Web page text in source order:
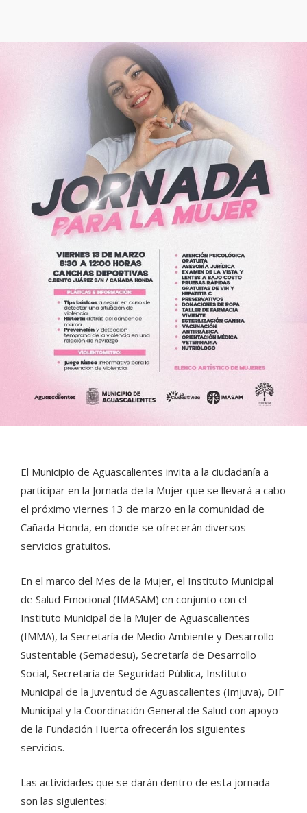
El Municipio de Aguascalientes invita a la ciudadanía a
participar en la Jornada de la Mujer que se llevará a cabo
el próximo viernes 13 de marzo en la comunidad de
Cañada Honda, en donde se ofrecerán diversos
servicios gratuitos.
En el marco del Mes de la Mujer, el Instituto Municipal
de Salud Emocional (IMASAM) en conjunto con el
Instituto Municipal de la Mujer de Aguascalientes
(IMMA), la Secretaría de Medio Ambiente y Desarrollo
Sustentable (Semadesu), Secretaría de Desarrollo
Social, Secretaría de Seguridad Pública, Instituto
Municipal de la Juventud de Aguascalientes (Imjuva), DIF
Municipal y la Coordinación General de Salud con apoyo
de la Fundación Huerta ofrecerán los siguientes
servicios.
Las actividades que se darán dentro de esta jornada
son las siguientes: